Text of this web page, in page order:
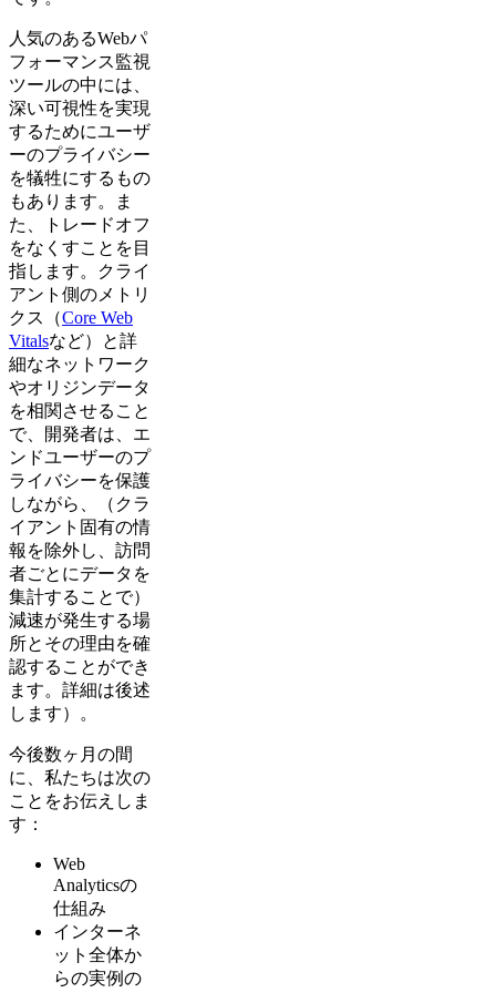
人気のあるWebパ
フォーマンス監視
ツールの中には、
深い可視性を実現
するためにユーザ
ーのプライバシー
を犠牲にするもの
もあります。ま
た、トレードオフ
をなくすことを目
指します。クライ
アント側のメトリ
クス（Core Web
Vitalsなど）と詳
細なネットワーク
やオリジンデータ
を相関させること
で、開発者は、エ
ンドユーザーのプ
ライバシーを保護
しながら、（クラ
イアント固有の情
報を除外し、訪問
者ごとにデータを
集計することで）
減速が発生する場
所とその理由を確
認することができ
ます。詳細は後述
します）。
今後数ヶ月の間
に、私たちは次の
ことをお伝えしま
す：
Web
Analyticsの
仕組み
インターネ
ット全体か
らの実例の